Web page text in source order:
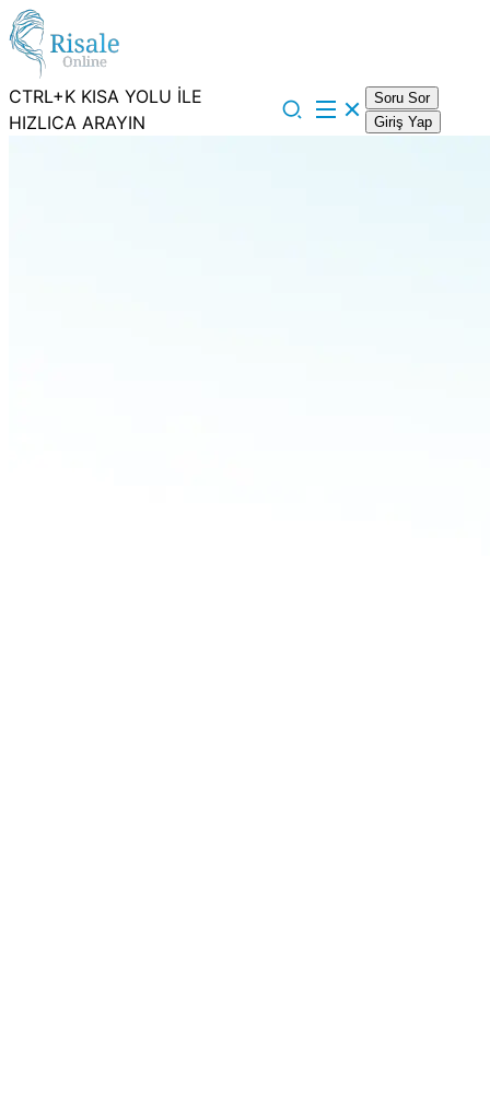
CTRL+K KISA YOLU İLE
HIZLICA ARAYIN
Soru Sor
Giriş Yap